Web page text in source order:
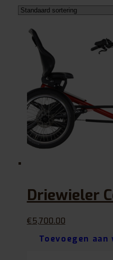
Driewieler
€5,700.00
Toevoegen aan